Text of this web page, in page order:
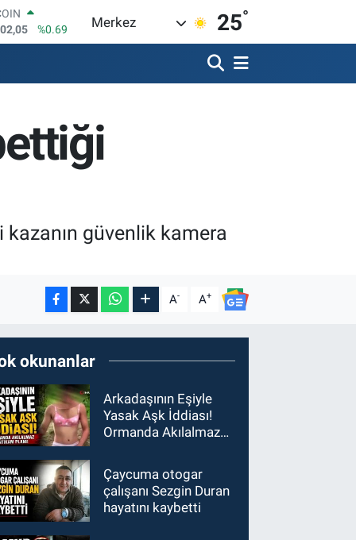
%0.06
%0.39
%0
Merkez 25°
güvenlik kamera
A- A+
okunanlar
Arkadaşının Eşiyle
Yasak Aşk İddiası!
Ormanda Akılalmaz
Çaycuma otogar
çalışanı Sezgin Duran
hayatını kaybetti